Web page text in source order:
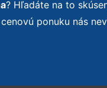
? Hľadáte na to
ponuku nás